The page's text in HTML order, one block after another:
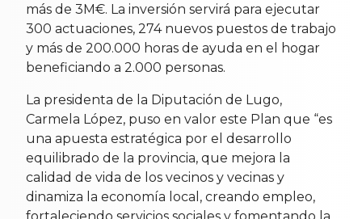
más de 3M€. La inversión servirá para ejecutar
300 actuaciones, 274 nuevos puestos de trabajo
y más de 200.000 horas de ayuda en el hogar
beneficiando a 2.000 personas.
La presidenta de la Diputación de Lugo,
Carmela López, puso en valor este Plan que “es
una apuesta estratégica por el desarrollo
equilibrado de la provincia, que mejora la
calidad de vida de los vecinos y vecinas y
dinamiza la economía local, creando empleo,